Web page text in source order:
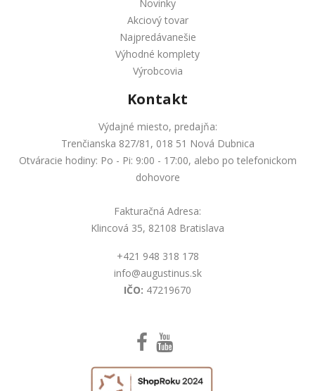
Novinky
Akciový tovar
Najpredávanešie
Výhodné komplety
Výrobcovia
Kontakt
Výdajné miesto, predajňa:
Trenčianska 827/81, 018 51 Nová Dubnica
Otváracie hodiny: Po - Pi: 9:00 - 17:00, alebo po telefonickom
dohovore
Fakturačná Adresa:
Klincová 35, 82108 Bratislava
+421 948 318 178
info@augustinus.sk
IČO: 47219670